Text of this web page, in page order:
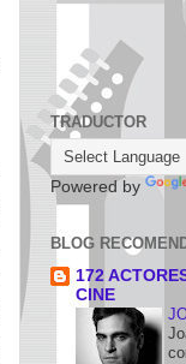
TRADUCTOR
Powered by
BLOG
172
CINE